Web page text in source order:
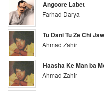
Angoore Labet
Farhad Darya
Tu Dani Tu Ze Chi
Ahmad Zahir
Haasha Ke Man ba
Ahmad Zahir